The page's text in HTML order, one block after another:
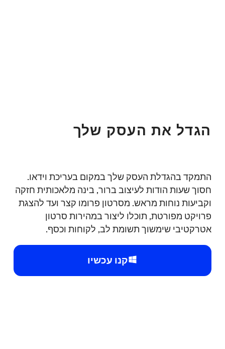
הגדל את העסק שלך
התמקד בהגדלת העסק שלך במקום בעריכת וידאו.
חסוך שעות הודות לעיצוב ברור, בינה מלאכותית חזקה
וקביעות נוחות מראש. מסרטון פרומו קצר ועד להצגת
פרויקט מפורטת, תוכלו ליצור במהירות סרטון
אטרקטיבי שימשוך תשומת לב, לקוחות וכסף.
קנו עכשיו